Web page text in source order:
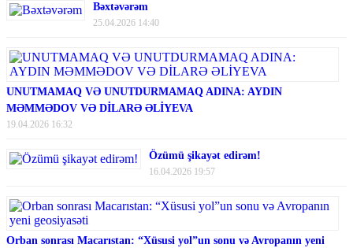
Bəxtəvərəm
25.04.2026 14:40
UNUTMAMAQ VƏ UNUTDURMAMAQ ADINA: AYDIN
MƏMMƏDOV VƏ DİLARƏ ƏLİYEVA
19.04.2026 16:32
Özümü şikayət edirəm!
16.04.2026 19:57
Orban sonrası Macarıstan: “Xüsusi yol”un sonu və Avropanın yeni